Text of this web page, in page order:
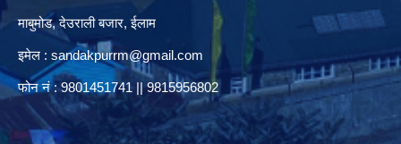
माबुमोड, देउराली बजार, ईलाम
इमेल : sandakpurrm@gmail.com
फोन नं : 9801451741 || 9815956802